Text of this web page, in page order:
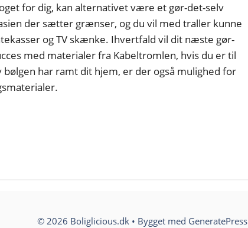
for dig, kan alternativet være et gør-det-selv
der sætter grænser, og du vil med traller kunne
og TV skænke. Ihvertfald vil dit næste gør-
med materialer fra Kabeltromlen, hvis du er til
har ramt dit hjem, er der også mulighed for
© 2026 Boliglicious.dk • Bygget med GeneratePress